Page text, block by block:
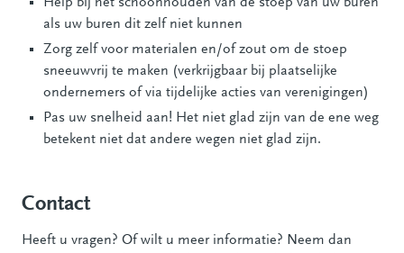
Help bij het schoonhouden van de stoep van uw buren
als uw buren dit zelf niet kunnen
Zorg zelf voor materialen en/of zout om de stoep
sneeuwvrij te maken (verkrijgbaar bij plaatselijke
ondernemers of via tijdelijke acties van verenigingen)
Pas uw snelheid aan! Het niet glad zijn van de ene weg
betekent niet dat andere wegen niet glad zijn.
Contact
Heeft u vragen? Of wilt u meer informatie? Neem dan